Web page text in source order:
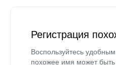
Регистрация
Воспользуйтесь
похожее имя может